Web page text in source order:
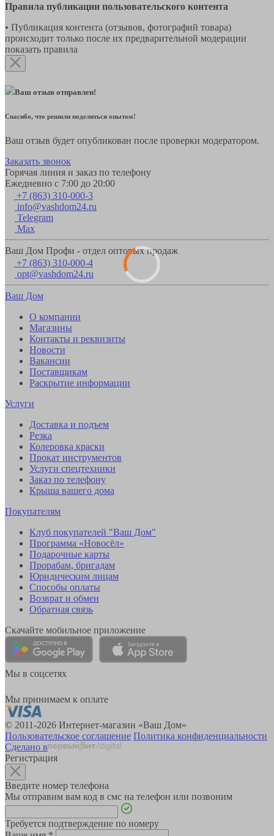
Правила публикации пользовательского контента
• Публикация контента (отзывов, фотографий товара)
происходит только после их предварительной модерации
показать правила
Ваш отзыв отправлен!
Спасибо, что решили поделиться опытом!
Ваш отзыв будет опубликован после проверки модератором.
Заказать звонок
Горячая линия и заказ по телефону
Ежедневно с 7:00 до 20:00
+7 (863) 310-000-3
info@vashdom24.ru
Telegram
Max
Ваш Дом Профи - отдел оптовых продаж
+7 (863) 310-000-4
opt@vashdom24.ru
Ваш Дом
О компании
Магазины
Контакты и реквизиты
Новости
Вакансии
Поставщикам
Раскрытие информации
Услуги
Доставка и подъем
Резка
Колеровка краски
Прокат инструментов
Услуги спецтехники
Заказ по телефону
Крыша вашего дома
Покупателям
Клуб покупателей "Ваш Дом"
Программа «Новосёл»
Подарочные карты
Прорабам, бригадам
Юридическим лицам
Способы оплаты
Возврат и обмен
Обратная связь
Скачайте мобильное приложение
Мы в соцсетях
Мы принимаем к оплате
© 2011-2026 Интернет-магазин «Ваш Дом»
Пользовательское соглашение Политика конфиденциальности
Сделано в
Регистрация
Введите номер телефона
Мы отправим вам код в смс на телефон или позвоним
Требуется подтверждение по номеру